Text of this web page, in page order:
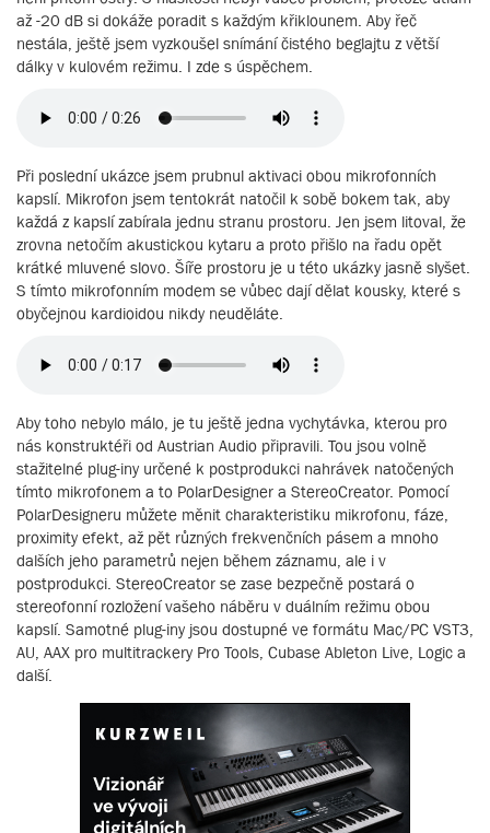
až -20 dB si dokáže poradit s každým křiklounem. Aby řeč
nestála, ještě jsem vyzkoušel snímání čistého beglajtu z větší
dálky v kulovém režimu. I zde s úspěchem.
Při poslední ukázce jsem prubnul aktivaci obou mikrofonních
kapslí. Mikrofon jsem tentokrát natočil k sobě bokem tak, aby
každá z kapslí zabírala jednu stranu prostoru. Jen jsem litoval, že
zrovna netočím akustickou kytaru a proto přišlo na řadu opět
krátké mluvené slovo. Šíře prostoru je u této ukázky jasně slyšet.
S tímto mikrofonním modem se vůbec dají dělat kousky, které s
obyčejnou kardioidou nikdy neuděláte.
Aby toho nebylo málo, je tu ještě jedna vychytávka, kterou pro
nás konstruktéři od Austrian Audio připravili. Tou jsou volně
stažitelné plug-iny určené k postprodukci nahrávek natočených
tímto mikrofonem a to PolarDesigner a StereoCreator. Pomocí
PolarDesigneru můžete měnit charakteristiku mikrofonu, fáze,
proximity efekt, až pět různých frekvenčních pásem a mnoho
dalších jeho parametrů nejen během záznamu, ale i v
postprodukci. StereoCreator se zase bezpečně postará o
stereofonní rozložení vašeho náběru v duálním režimu obou
kapslí. Samotné plug-iny jsou dostupné ve formátu Mac/PC VST3,
AU, AAX pro multitrackery Pro Tools, Cubase Ableton Live, Logic a
další.